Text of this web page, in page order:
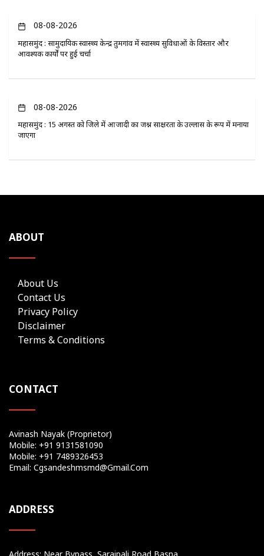
08-08-2026
महासमुंद : सामुदायिक स्वास्थ्य केन्द्र तुमगांव में स्वास्थ्य सुविधाओं के विस्तार और
आवश्यक कार्यों पर हुई चर्चा
08-08-2026
महासमुंद : 15 अगस्त को जिले में आजादी का जश्न साक्षरता के उल्लास के रूप में मनाया
जाएगा
ABOUT
About Us
Contact Us
Privacy Policy
Disclaimer
Terms & Conditions
CONTACT
Avinash Nayak (Proprietor)
Mobile: +91 9131581090
Mobile: +91 7489326453
Email: Cgsandeshmsmd@gmail.com
ADDRESS